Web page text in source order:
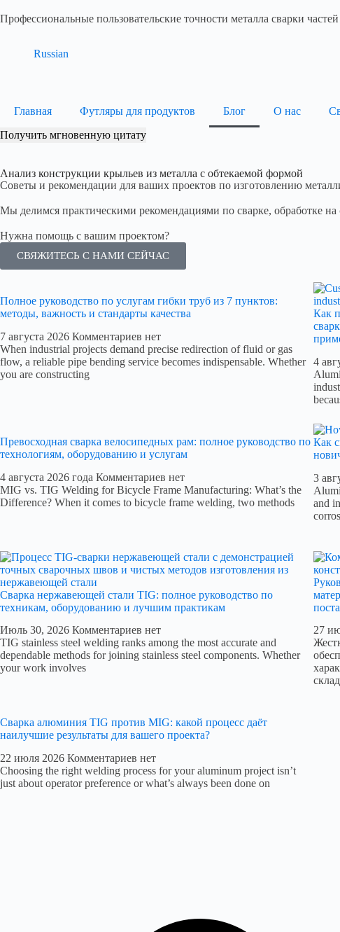
Профессиональные пользовательские точности металла сварки
Russian
Главная Футляры для продуктов Блог О нас
Получить мгновенную цитату
Анализ конструкции крыльев из металла с обтекаемой формой
Советы и рекомендации для ваших проектов по изготовлению
Мы делимся практическими рекомендациями по сварке, обработке
Нужна помощь с вашим проектом?
СВЯЖИТЕСЬ С НАМИ СЕЙЧАС
Полное руководство по услугам гибки труб из 7 пунктов:
методы, важность и стандарты качества
7 августа 2026 Комментариев нет
When industrial projects demand precise redirection of fluid or gas
flow, a reliable pipe bending service becomes indispensable. Whether
you are constructing
Как
4
Превосходная сварка велосипедных рам: полное руководство по
технологиям, оборудованию и услугам
4 августа 2026 года Комментариев нет
MIG vs. TIG Welding for Bicycle Frame Manufacturing: What’s the
Difference? When it comes to bicycle frame welding, two methods
Как
3
and
Сварка нержавеющей стали TIG: полное руководство по
техникам, оборудованию и лучшим практикам
Июль 30, 2026 Комментариев нет
TIG stainless steel welding ranks among the most accurate and
dependable methods for joining stainless steel components. Whether
your work involves
27
Сварка алюминия TIG против MIG: какой процесс даёт
наилучшие результаты для вашего проекта?
22 июля 2026 Комментариев нет
Choosing the right welding process for your aluminum project isn’t
just about operator preference or what’s always been done on